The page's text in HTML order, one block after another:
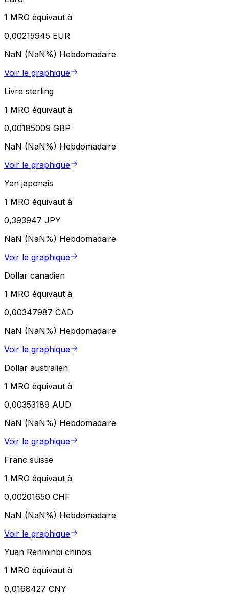
1 MRO équivaut à
0,00215945 EUR
NaN (NaN%) Hebdomadaire
Voir le graphique
Livre sterling
1 MRO équivaut à
0,00185009 GBP
NaN (NaN%) Hebdomadaire
Voir le graphique
Yen japonais
1 MRO équivaut à
0,393947 JPY
NaN (NaN%) Hebdomadaire
Voir le graphique
Dollar canadien
1 MRO équivaut à
0,00347987 CAD
NaN (NaN%) Hebdomadaire
Voir le graphique
Dollar australien
1 MRO équivaut à
0,00353189 AUD
NaN (NaN%) Hebdomadaire
Voir le graphique
Franc suisse
1 MRO équivaut à
0,00201650 CHF
NaN (NaN%) Hebdomadaire
Voir le graphique
Yuan Renminbi chinois
1 MRO équivaut à
0,0168427 CNY